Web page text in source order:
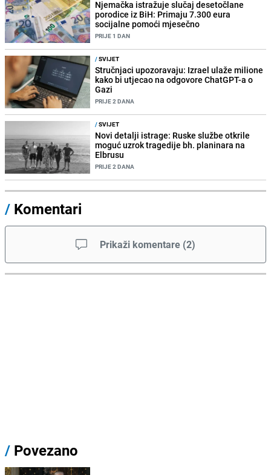
Njemačka istražuje slučaj desetočlane
porodice iz BiH: Primaju 7.300 eura
socijalne pomoći mjesečno
PRIJE 1 DAN
/SVIJET
Stručnjaci upozoravaju: Izrael ulaže milione
kako bi utjecao na odgovore ChatGPT-a o
Gazi
PRIJE 2 DANA
/SVIJET
Novi detalji istrage: Ruske službe otkrile
moguć uzrok tragedije bh. planinara na
Elbrusu
PRIJE 2 DANA
/ Komentari
Prikaži komentare (2)
/ Povezano